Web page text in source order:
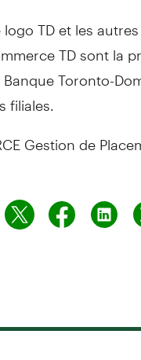
logo TD et les
TD sont la
Toronto-
filiales.
Gestion de